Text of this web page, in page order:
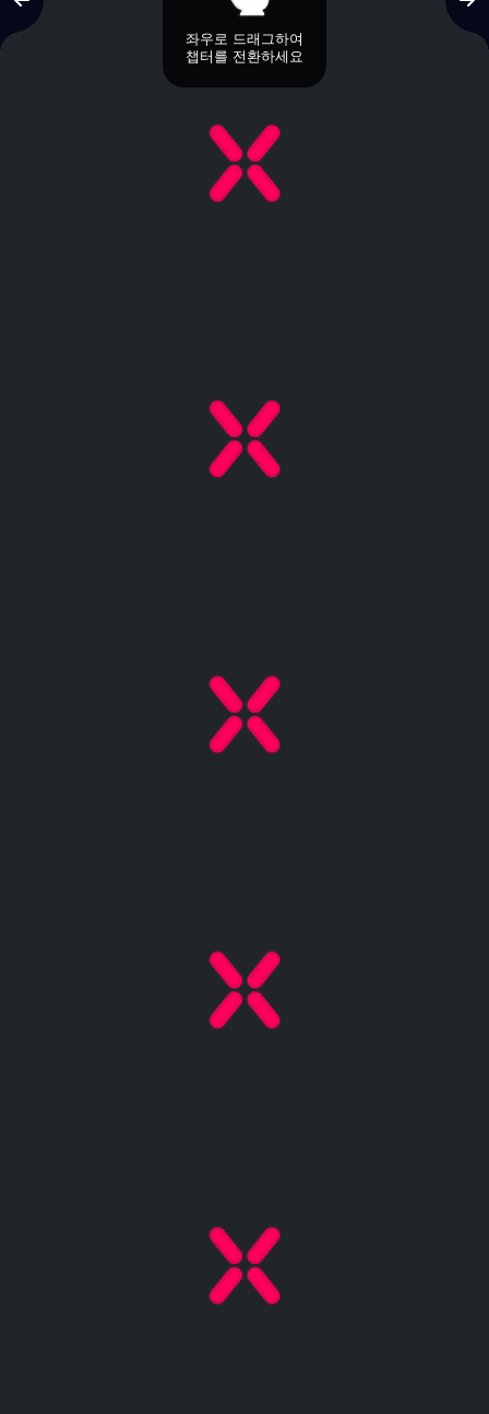
좌우로 드래그하여
챕터를 전환하세요